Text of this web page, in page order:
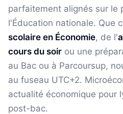
parfaitement alignés sur le
l'Éducation nationale. Que
scolaire en Économie, de l'
cours du soir ou une
au Bac ou à Parcoursup,
au fuseau UTC+2.
actualité économique pour
post-bac.